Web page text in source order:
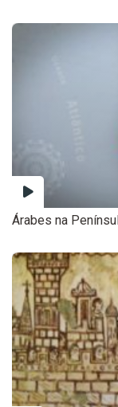
Árabes na